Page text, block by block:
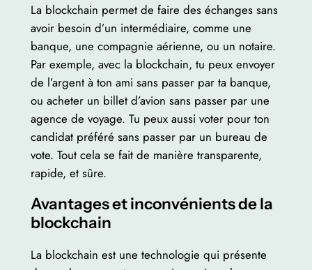
La blockchain permet de faire des échanges sans
avoir besoin d’un intermédiaire, comme une
banque, une compagnie aérienne, ou un notaire.
Par exemple, avec la blockchain, tu peux envoyer
de l’argent à ton ami sans passer par ta banque,
ou acheter un billet d’avion sans passer par une
agence de voyage. Tu peux aussi voter pour ton
candidat préféré sans passer par un bureau de
vote. Tout cela se fait de manière transparente,
rapide, et sûre.
Avantages et inconvénients de la
blockchain
La blockchain est une technologie qui présente